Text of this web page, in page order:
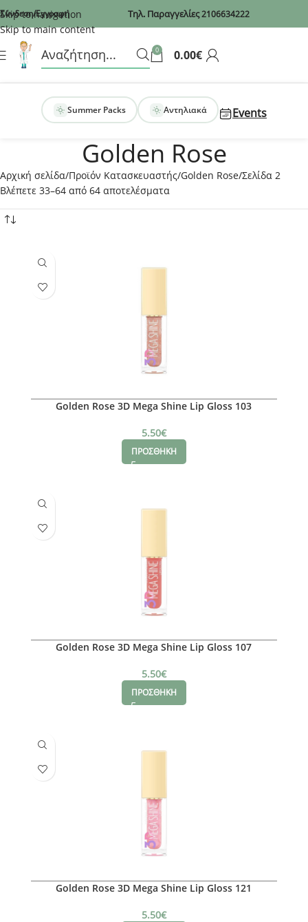
Recaptcha
Skip to navigation
Skip to main content
Σύνδεση/Εγγραφή Τηλ. Παραγγελίες2106634222
0 0.00€
Summer Packs Αντηλιακά Events
Golden Rose
Αρχική σελίδα Προϊόν Κατασκευαστής Golden Rose Σελίδα 2
Βλέπετε 33–64 από 64 αποτελέσματα
Golden Rose 3D Mega Shine Lip Gloss 103
5.50€
ΠΡΟΣΘΗΚΗ
Golden Rose 3D Mega Shine Lip Gloss 107
5.50€
ΠΡΟΣΘΗΚΗ
Golden Rose 3D Mega Shine Lip Gloss 121
5.50€